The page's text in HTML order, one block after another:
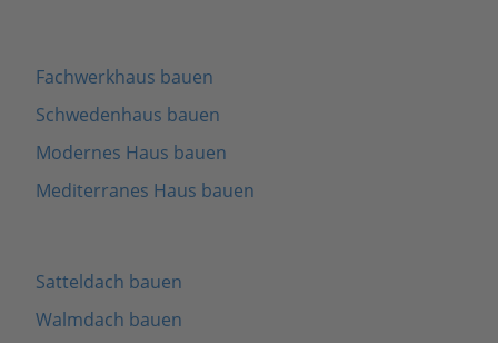
Fachwerkhaus bauen
Schwedenhaus bauen
Modernes Haus bauen
Mediterranes Haus bauen
Satteldach bauen
Walmdach bauen